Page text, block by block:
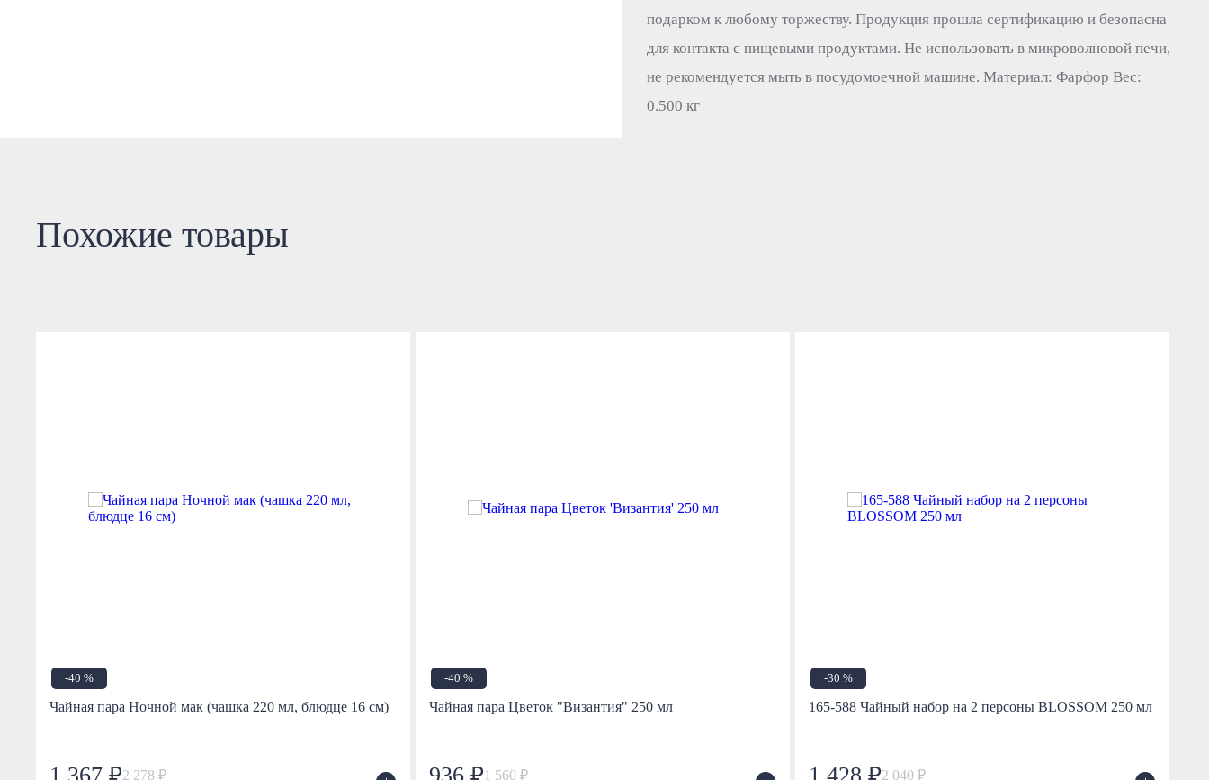
подарком к любому торжеству. Продукция прошла сертификацию и безопасна
для контакта с пищевыми продуктами. Не использовать в микроволновой печи,
не рекомендуется мыть в посудомоечной машине. Материал: Фарфор Вес:
0.500 кг
Похожие товары
-40 %
Чайная пара Ночной мак (чашка 220 мл, блюдце 16 см)
1 367 ₽2 278 ₽
-40 %
Чайная пара Цветок "Византия" 250 мл
936 ₽1 560 ₽
-30 %
165-588 Чайный набор на 2 персоны BLOSSOM 250 мл
1 428 ₽2 040 ₽